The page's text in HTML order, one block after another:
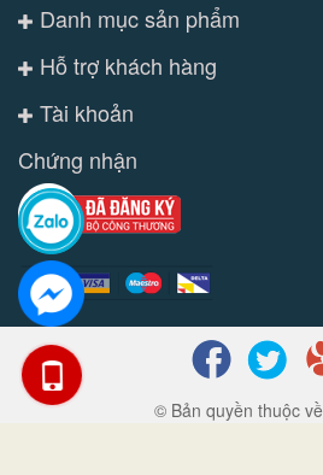
Danh mục sản phẩm
Hỗ trợ khách hàng
Tài khoản
Chứng nhận
© Bản quyền thuộc về